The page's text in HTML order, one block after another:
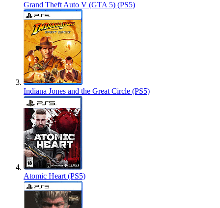
Grand Theft Auto V (GTA 5) (PS5)
Indiana Jones and the Great Circle (PS5)
Atomic Heart (PS5)